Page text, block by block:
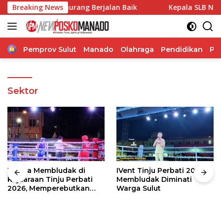
Langsung
ke
konten
Breaking News
Negeri Amurang Berjalan Baik Kepala SLB Negeri
Home
Pemprov Sulut Manado Olahraga Pendidikan
Sektor
Warga Membludak di
Kejuaraan Tinju Perbati
2026, Memperebutkan
IVent Tinju Perbati 2026
Membludak Diminati
Warga Sulut